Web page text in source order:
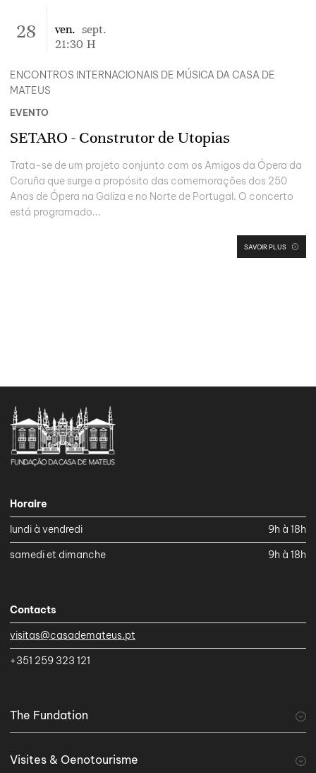
28 ven. sept.
21:30 H
EVENTO
SETARO - Construtor de Utopias
Trata-se de um projeto conjunto com os Amigos da Ópera da
Coruña que surge a propósito das comemorações dos 250
Anos de Ópera na Galiza e no Norte de Portugal. O concerto
está programado...
SAVOIR PLUS
ENCONTROS INTERNACIONAIS DE MÚSICA DA CASA DE
MATEUS
Horaire
lundi à vendredi
9h à 18h
samedi et dimanche
9h à 18h
Contacts
visitas@casademateus.pt
+351 259 323 121
The Fundation
Visites & Oenotourisme